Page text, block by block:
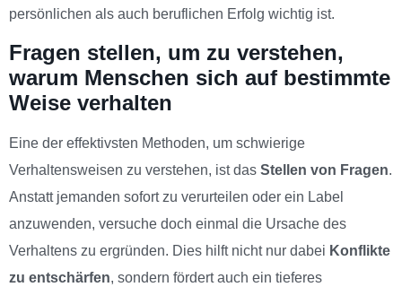
persönlichen als auch beruflichen Erfolg wichtig ist.
Fragen stellen, um zu verstehen,
warum Menschen sich auf bestimmte
Weise verhalten
Eine der effektivsten Methoden, um schwierige
Verhaltensweisen zu verstehen, ist das Stellen von Fragen.
Anstatt jemanden sofort zu verurteilen oder ein Label
anzuwenden, versuche doch einmal die Ursache des
Verhaltens zu ergründen. Dies hilft nicht nur dabei Konflikte
zu entschärfen, sondern fördert auch ein tieferes